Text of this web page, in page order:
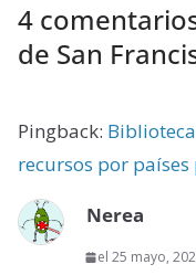
4
de San
Pingback:
recursos por
Nerea
el 25 mayo,